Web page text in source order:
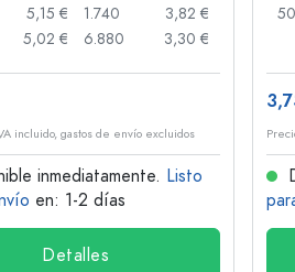
5,15 €
5,02 €
1.740
3,82 €
6.880
3,30 €
incluido, gastos de envío excluidos
inmediatamente. Listo
en: 1-2 días
Detalles
50